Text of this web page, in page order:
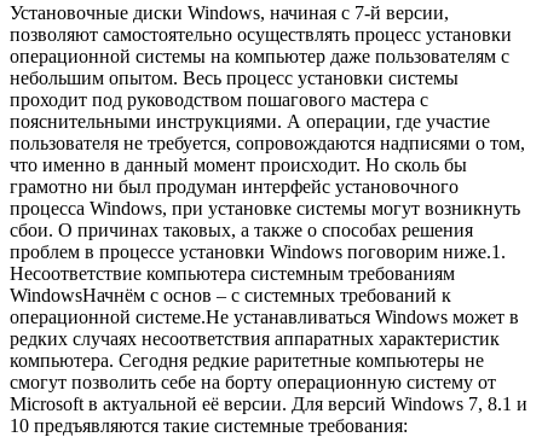
Установочные диски Windows, начиная с 7-й версии,
позволяют самостоятельно осуществлять процесс установки
операционной системы на компьютер даже пользователям с
небольшим опытом. Весь процесс установки системы
проходит под руководством пошагового мастера с
пояснительными инструкциями. А операции, где участие
пользователя не требуется, сопровождаются надписями о том,
что именно в данный момент происходит. Но сколь бы
грамотно ни был продуман интерфейс установочного
процесса Windows, при установке системы могут возникнуть
сбои. О причинах таковых, а также о способах решения
проблем в процессе установки Windows поговорим ниже.1.
Несоответствие компьютера системным требованиям
WindowsНачнём с основ – с системных требований к
операционной системе.Не устанавливаться Windows может в
редких случаях несоответствия аппаратных характеристик
компьютера. Сегодня редкие раритетные компьютеры не
смогут позволить себе на борту операционную систему от
Microsoft в актуальной её версии. Для версий Windows 7, 8.1 и
10 предъявляются такие системные требования: